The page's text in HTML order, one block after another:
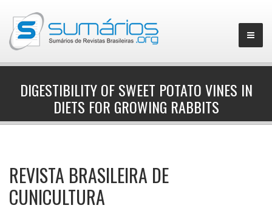
DIGESTIBILITY OF SWEET POTATO VINES IN
DIETS FOR GROWING RABBITS
REVISTA BRASILEIRA DE
CUNICULTURA